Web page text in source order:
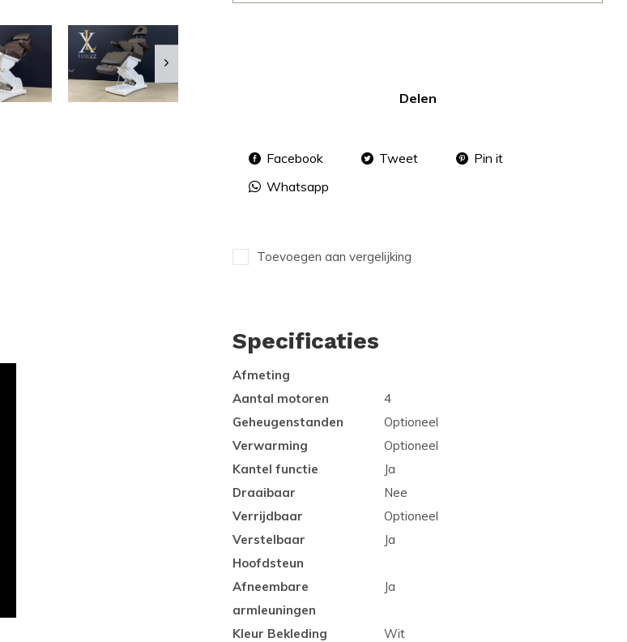
Delen
Facebook Tweet
Pin it
Whatsapp
Toevoegen aan vergelijking
Specificaties
Afmeting
Aantal motoren
4
Geheugenstanden
Optioneel
Verwarming
Optioneel
Kantel functie
Ja
Draaibaar
Nee
Verrijdbaar
Optioneel
Verstelbaar
Hoofdsteun
Ja
Afneembare
armleuningen
Ja
Kleur Bekleding
Wit